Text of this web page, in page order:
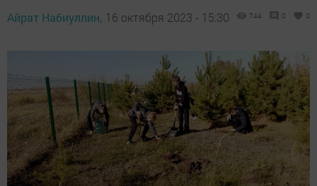
Айрат Набиуллин, 16 октября 2023 - 15:30 744 0 0